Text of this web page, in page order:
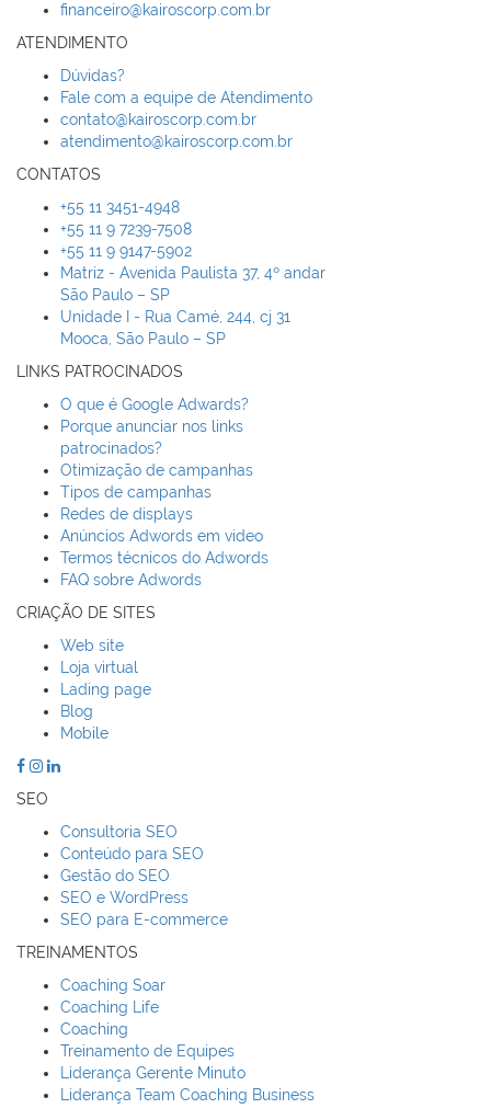
financeiro@kairoscorp.com.br
ATENDIMENTO
Dúvidas?
Fale com a equipe de Atendimento
contato@kairoscorp.com.br
atendimento@kairoscorp.com.br
CONTATOS
+55 11 3451-4948
+55 11 9 7239-7508
+55 11 9 9147-5902
Matriz - Avenida Paulista 37, 4º andar
São Paulo – SP
Unidade I - Rua Camé, 244, cj 31
Mooca, São Paulo – SP
LINKS PATROCINADOS
O que é Google Adwards?
Porque anunciar nos links
patrocinados?
Otimização de campanhas
Tipos de campanhas
Redes de displays
Anúncios Adwords em video
Termos técnicos do Adwords
FAQ sobre Adwords
CRIAÇÃO DE SITES
Web site
Loja virtual
Lading page
Blog
Mobile
SEO
Consultoria SEO
Conteúdo para SEO
Gestão do SEO
SEO e WordPress
SEO para E-commerce
TREINAMENTOS
Coaching Soar
Coaching Life
Coaching
Treinamento de Equipes
Liderança Gerente Minuto
Liderança Team Coaching Business